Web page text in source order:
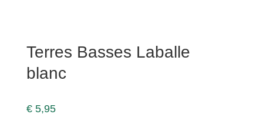
Terres Basses Laballe
blanc
€5,95